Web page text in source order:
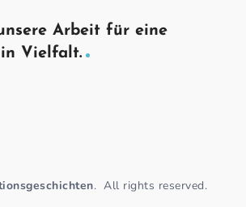
Arbeit für eine
Vielfalt.
.All rights reserved.